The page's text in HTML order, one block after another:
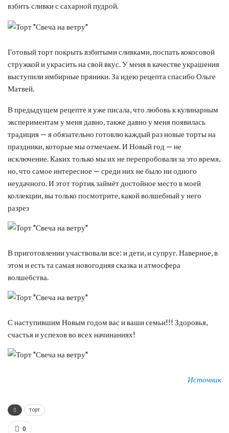
взбить сливки с сахарной пудрой.
Готовый торт покрыть взбитыми сливками, поспать кокосовой
стружкой и украсить на свой вкус. У меня в качестве украшения
выступили имбирные пряники. За идею рецепта спасибо Ольге
Матвей.
В предыдущем рецепте я уже писала, что любовь к кулинарным
экспериментам у меня давно, также давно у меня появилась
традиция — я обязательно готовлю каждый раз новые торты на
праздники, которые мы отмечаем. И Новый год — не
исключение. Каких только мы их не перепробовали за это время,
но, что самое интересное — среди них не было ни одного
неудачного. И этот тортик займёт достойное место в моей
коллекции, вы только посмотрите, какой волшебный у него
разрез
В приготовлении участвовали все: и дети, и супруг. Наверное, в
этом и есть та самая новогодняя сказка и атмосфера
волшебства.
С наступившим Новым годом вас и ваши семьи!!! Здоровья,
счастья и успехов во всех начинаниях!
Источник
торт
0